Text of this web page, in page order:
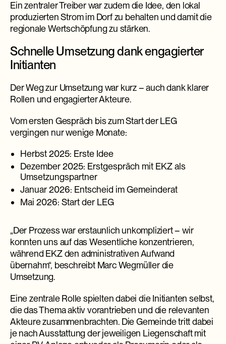
Ein zentraler Treiber war zudem die Idee, den lokal
produzierten Strom im Dorf zu behalten und damit die
regionale Wertschöpfung zu stärken.
Schnelle Umsetzung dank engagierter
Initianten
Der Weg zur Umsetzung war kurz – auch dank klarer
Rollen und engagierter Akteure.
Vom ersten Gespräch bis zum Start der LEG
vergingen nur wenige Monate:
Herbst 2025: Erste Idee
Dezember 2025: Erstgespräch mit EKZ als
Umsetzungspartner
Januar 2026: Entscheid im Gemeinderat
Mai 2026: Start der LEG
„Der Prozess war erstaunlich unkompliziert – wir
konnten uns auf das Wesentliche konzentrieren,
während EKZ den administrativen Aufwand
übernahm“, beschreibt Marc Wegmüller die
Umsetzung.
Eine zentrale Rolle spielten dabei die Initianten selbst,
die das Thema aktiv vorantrieben und die relevanten
Akteure zusammenbrachten. Die Gemeinde tritt dabei
je nach Ausstattung der jeweiligen Liegenschaft mit